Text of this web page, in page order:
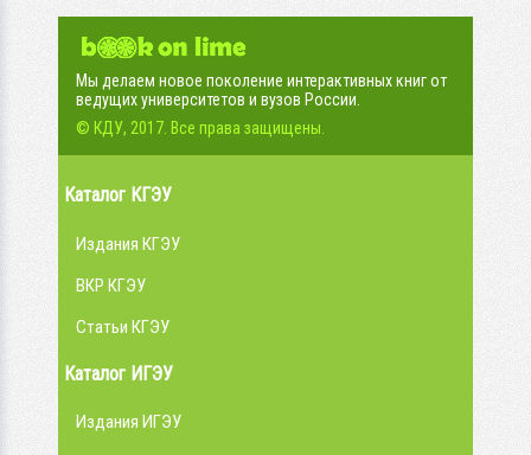
Мы делаем новое поколение интерактивных книг от
ведущих университетов и вузов России.
© КДУ, 2017. Все права защищены.
Каталог КГЭУ
Издания КГЭУ
ВКР КГЭУ
Статьи КГЭУ
Каталог ИГЭУ
Издания ИГЭУ